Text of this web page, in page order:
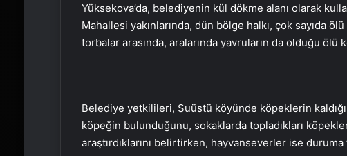
Yüksekova’da, belediyenin kül dökme alanı olarak
Mahallesi yakınlarında, dün bölge halkı, çok sayıda
torbalar arasında, aralarında yavruların da olduğu
Belediye yetkilileri, Suüstü köyünde köpeklerin
köpeğin bulunduğunu, sokaklarda topladıkları
araştırdıklarını belirtirken, hayvanseverler ise